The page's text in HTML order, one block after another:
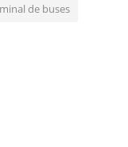
de buses